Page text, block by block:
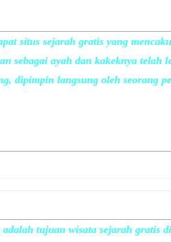
situs sejarah gratis yang
sebagai ayah dan kakeknya telah
dipimpin langsung oleh seorang
tujuan wisata sejarah gratis